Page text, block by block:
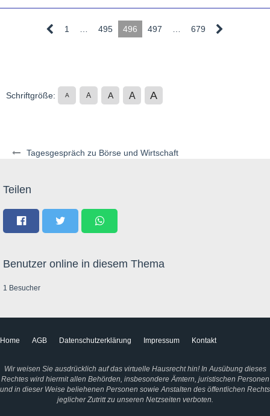
Tagesgespräch zu Börse und Wirtschaft
1 495 496 497 679
Schriftgröße: A A A A A
Teilen
Benutzer online in diesem Thema
1 Besucher
Home AGB Datenschutzerklärung Impressum Kontakt
Wir weisen Sie ausdrücklich auf das virtuelle Hausrecht hin! In Ausübung dieses
Rechtes wird hiermit allen Behörden, insbesondere Ämtern, juristischen Personen
und in dieser Weise beliehenen Personen sowie Anstalten des öffentlichen Rechts
jeglicher Zutritt zu unseren Netzseiten verboten.